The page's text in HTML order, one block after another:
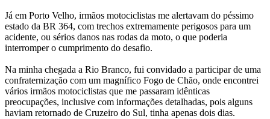
Já em Porto Velho, irmãos motociclistas me alertavam do péssimo
estado da BR 364, com trechos extremamente perigosos para um
acidente, ou sérios danos nas rodas da moto, o que poderia
interromper o cumprimento do desafio.
Na minha chegada a Rio Branco, fui convidado a participar de uma
confraternização com um magnífico Fogo de Chão, onde encontrei
vários irmãos motociclistas que me passaram idênticas
preocupações, inclusive com informações detalhadas, pois alguns
haviam retornado de Cruzeiro do Sul, tinha apenas dois dias.